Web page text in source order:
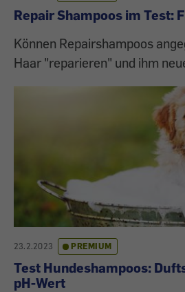
Repair Shampoos im Test:
Können Repairshampoos
Haar "reparieren" und ihm
23.2.2023 PREMIUM
Test Hundeshampoos:
pH-Wert